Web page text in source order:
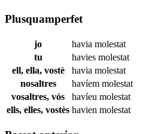
Plusquamperfet
jo havia molestat
tu
havies molestat
ell, ella, vostè
havia molestat
nosaltres
havíem molestat
vosaltres, vós
havíeu molestat
ells, elles, vostès havien molestat